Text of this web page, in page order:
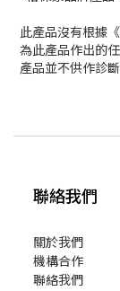
此產品沒有根據
為此產品作出的
產品並不供作診
聯絡我們
關於我們
機構合作
聯絡我們